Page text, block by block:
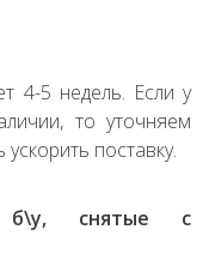
4-5 недель. Если у
то уточняем
поставку.
б\у, снятые с